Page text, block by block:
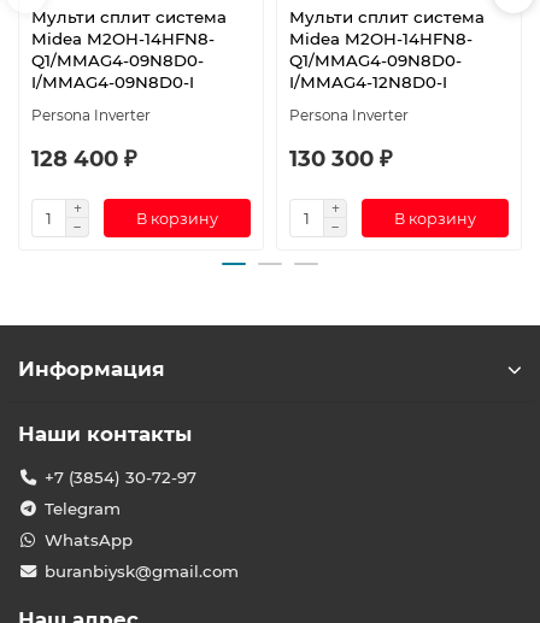
Мульти сплит система
Midea M2OH-14HFN8-
Q1/MMAG4-09N8D0-
I/MMAG4-09N8D0-I
Persona Inverter
128 400 ₽
В корзину
Мульти сплит система
Midea M2OH-14HFN8-
Q1/MMAG4-09N8D0-
I/MMAG4-12N8D0-I
Persona Inverter
130 300 ₽
В корзину
Информация
Наши контакты
+7 (3854) 30-72-97
Telegram
WhatsApp
buranbiysk@gmail.com